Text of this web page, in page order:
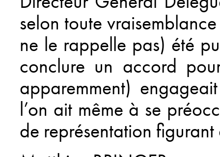
selon toute
ne le rappelle pas) été
conclure un accord
apparemment)
l’on ait même à se
de représentation figurant